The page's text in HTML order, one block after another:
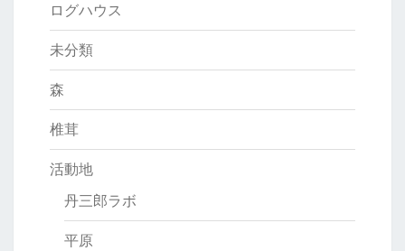
ログハウス
未分類
森
椎茸
活動地
丹三郎ラボ
平原